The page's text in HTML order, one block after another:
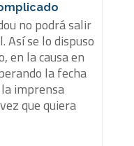
no podrá salir
Así se lo dispuso
en la causa en
la fecha
imprensa
que quiera